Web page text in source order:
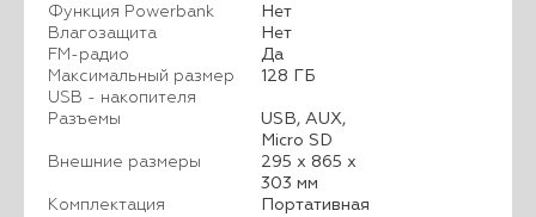
Функция Powerbank
Нет
Влагозащита
Нет
FM-радио
Да
Максимальный размер
USB - накопителя
128 ГБ
Разъемы
USB, AUX,
Micro SD
Внешние размеры
295 х 865 х
303 мм
Комплектация
Портативная